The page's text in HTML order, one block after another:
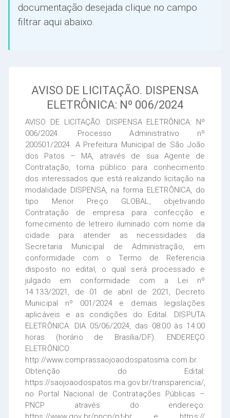
documentação desejada clique no campo
filtrar aqui abaixo.
AVISO DE LICITAÇÃO. DISPENSA
ELETRÔNICA: Nº 006/2024
AVISO DE LICITAÇÃO. DISPENSA ELETRÔNICA: Nº
006/2024. Processo Administrativo nº
200501/2024. A Prefeitura Municipal de São João
dos Patos – MA, através de sua Agente de
Contratação, torna público para conhecimento
dos interessados que está realizando licitação na
modalidade DISPENSA, na forma ELETRÔNICA, do
tipo Menor Preço GLOBAL, objetivando
Contratação de empresa para confecção e
fornecimento de letreiro iluminado com nome da
cidade para atender as necessidades da
Secretaria Municipal de Administração, em
conformidade com o Termo de Referencia
disposto no edital, o qual será processado e
julgado em conformidade com a Lei nº
14.133/2021, de 01 de abril de 2021, Decreto
Municipal nº 001/2024 e demais legislações
aplicáveis e as condições do Edital. DISPUTA
ELETRÔNICA: DIA 05/06/2024, das 08:00 às 14:00
horas (horário de Brasília/DF). ENDEREÇO
ELETRÔNICO:
http://www.comprassaojoaodospatosma.com.br.
Obtenção do Edital:
https://saojoaodospatos.ma.gov.br/transparencia/,
no Portal Nacional de Contratações Públicas –
PNCP através do endereço: